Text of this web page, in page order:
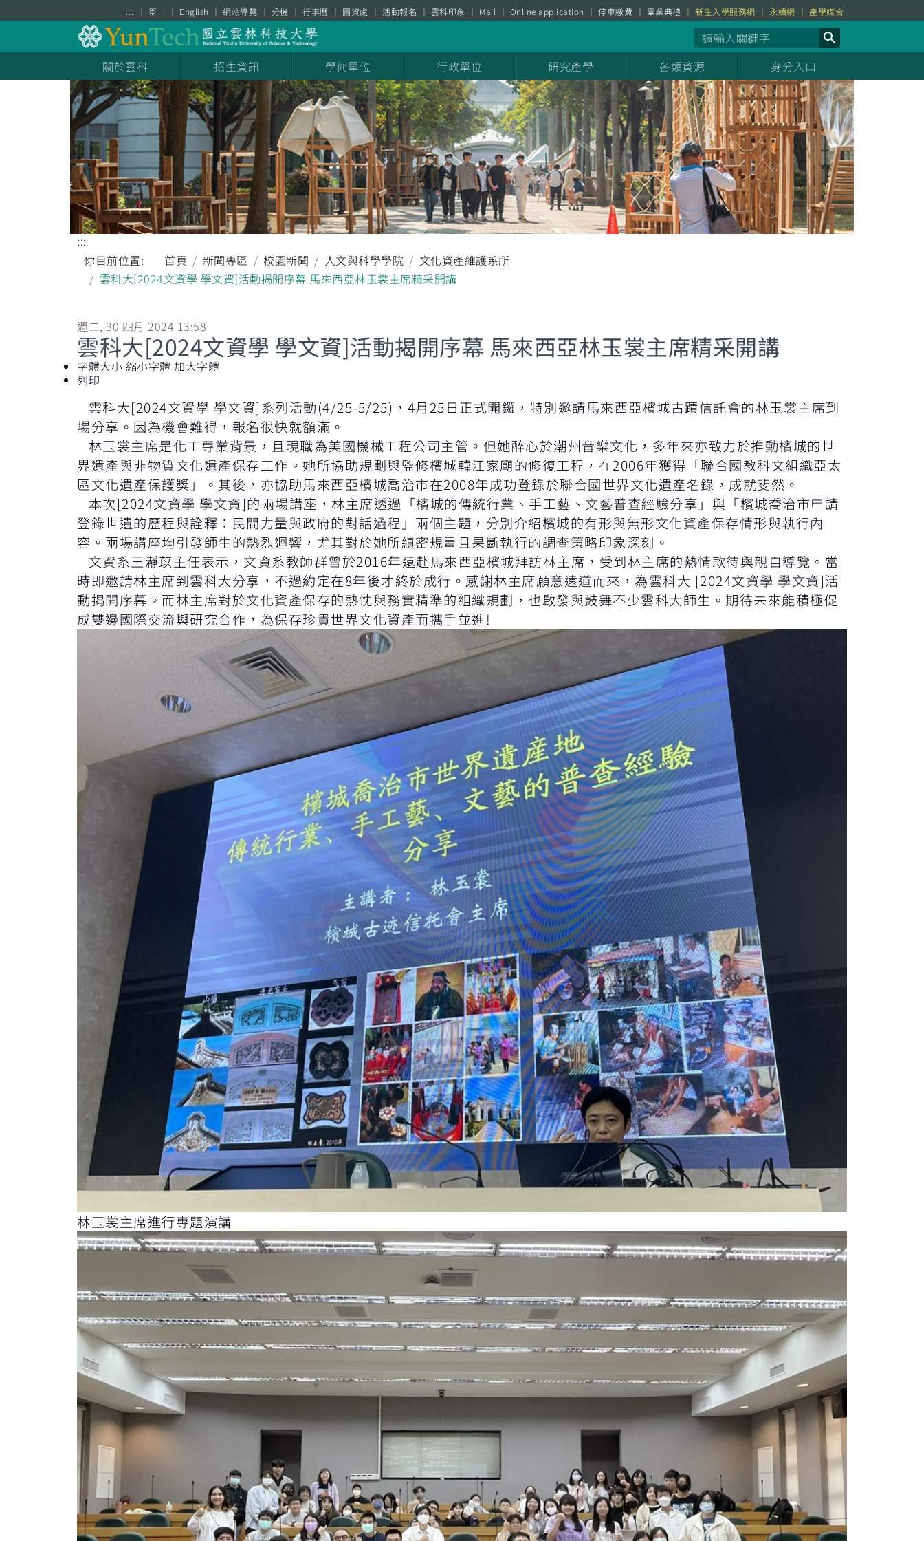
::: 單一 English 網站導覽 分機 行事曆 圖資處 活動報名 雲科印象 Mail Online application 停車繳費 畢業典禮 新生入學服務網 永續網 產學媒合
關於雲科 招生資訊 學術單位 行政單位 研究產學 各類資源 身分入口
:::
你目前位置:
首頁 新聞專區 校園新聞 人文與科學學院
文化資產維護系所
雲科大[2024文資學 學文資]活動揭開序幕 馬來西亞林玉裳主席精采開講
週二, 30 四月 2024 13:58
雲科大[2024文資學 學文資]活動揭開序幕 馬來西亞林玉裳主席精采開講
字體大小 縮小字體 加大字體
列印
雲科大[2024文資學 學文資]系列活動(4/25-5/25)，4月25日正式開鑼，特別邀請馬來西亞檳城古蹟信託會的林玉裳主席到
場分享。因為機會難得，報名很快就額滿。
林玉裳主席是化工專業背景，且現職為美國機械工程公司主管。但她醉心於潮州音樂文化，多年來亦致力於推動檳城的世
界遺產與非物質文化遺產保存工作。她所協助規劃與監修檳城韓江家廟的修復工程，在2006年獲得「聯合國教科文組織亞太
區文化遺產保護獎」。其後，亦協助馬來西亞檳城喬治市在2008年成功登錄於聯合國世界文化遺產名錄，成就斐然。
本次[2024文資學 學文資]的兩場講座，林主席透過「檳城的傳統行業、手工藝、文藝普查經驗分享」與「檳城喬治市申請
登錄世遺的歷程與詮釋：民間力量與政府的對話過程」兩個主題，分別介紹檳城的有形與無形文化資產保存情形與執行內
容。兩場講座均引發師生的熱烈迴響，尤其對於她所縝密規畫且果斷執行的調查策略印象深刻。
文資系王瀞苡主任表示，文資系教師群曾於2016年遠赴馬來西亞檳城拜訪林主席，受到林主席的熱情款待與親自導覽。當
時即邀請林主席到雲科大分享，不過約定在8年後才終於成行。感謝林主席願意遠道而來，為雲科大 [2024文資學 學文資]活
動揭開序幕。而林主席對於文化資產保存的熱忱與務實精準的組織規劃，也啟發與鼓舞不少雲科大師生。期待未來能積極促
成雙邊國際交流與研究合作，為保存珍貴世界文化資產而攜手並進!
林玉裳主席進行專題演講